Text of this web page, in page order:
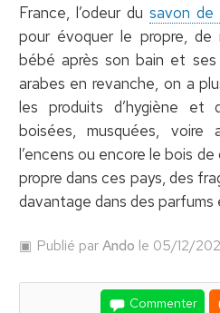
France, l’odeur du savon de
pour évoquer le propre, de
bébé après son bain et ses
arabes en revanche, on a
les produits d’hygiène et
boisées, musquées, voire
l’encens ou encore le bois
propre dans ces pays, des
davantage dans des parfums
Publié parAndo le 05/12/
Commenter